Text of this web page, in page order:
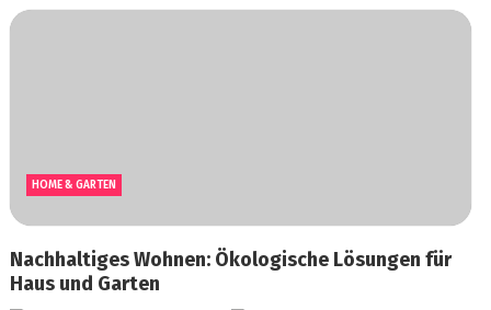
HOME & GARTEN
Nachhaltiges Wohnen: Ökologische Lösungen für
Haus und Garten